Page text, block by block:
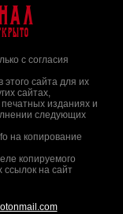
с согласия
сайта для их
сайтах,
изданиях и
следующих
на копирование
копируемого
ссылок на сайт